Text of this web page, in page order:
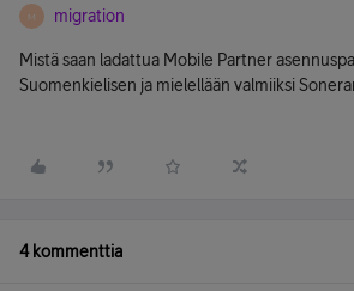
M migration
Mistä saan ladattua Mobile Partner
Suomenkielisen ja mielellään valmiiksi
4 kommenttia